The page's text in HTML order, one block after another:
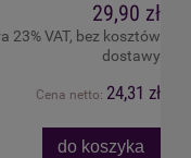
29,90 zł
23% VAT, bez kosztów
dostawy
Cena netto: 24,31 zł
do koszyka